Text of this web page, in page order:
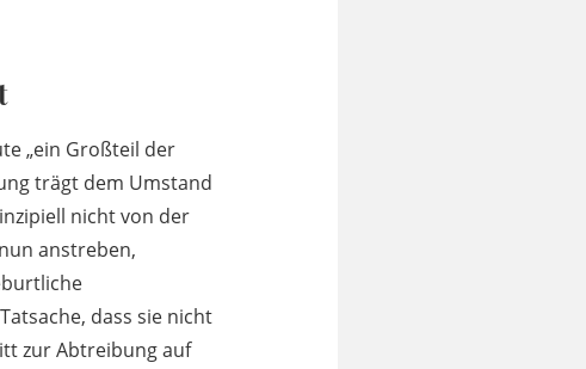
„ein Großteil der
trägt dem Umstand
nicht von der
anstreben,
dass sie nicht
zur Abtreibung auf